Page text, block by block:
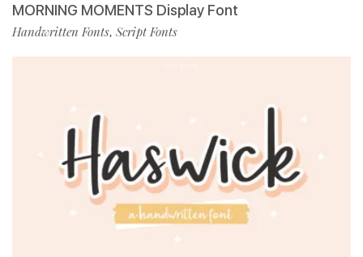
MORNING MOMENTS Display Font
Handwritten Fonts, Script Fonts